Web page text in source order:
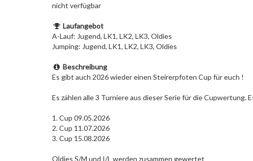
nicht verfügbar
Laufangebot
A-Lauf: Jugend, LK1, LK2, LK3, Oldies
Jumping: Jugend, LK1, LK2, LK3, Oldies
Beschreibung
Es gibt auch 2026 wieder einen Steirerpfoten Cup für euch !
Es zählen alle 3 Turniere aus dieser Serie für die Cupwertung.
1. Cup 09.05.2026
2. Cup 11.07.2026
3. Cup 15.08.2026
Oldies S/M und I/L werden zusammen gewertet